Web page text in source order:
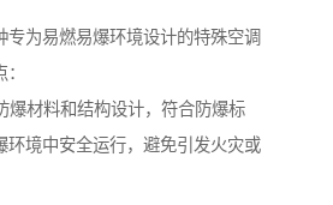
专为易燃易爆环境设计的特殊空调
爆材料和结构设计，符合防爆标
环境中安全运行，避免引发火灾或